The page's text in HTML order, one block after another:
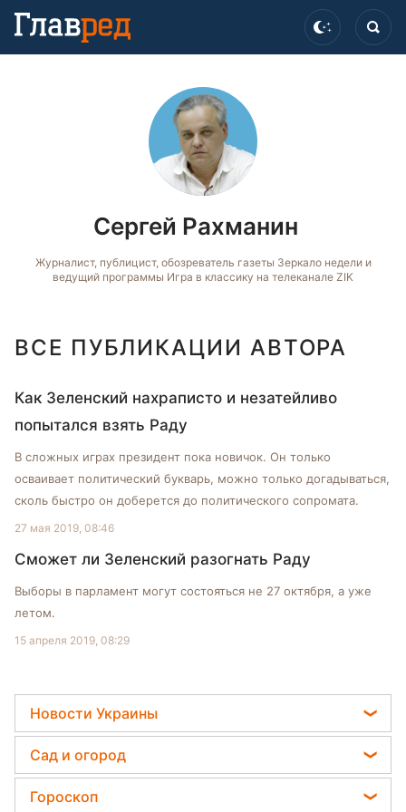
Сергей Рахманин
Журналист, публицист, обозреватель газеты Зеркало недели и
ведущий программы Игра в классику на телеканале ZIK
ВСЕ ПУБЛИКАЦИИ АВТОРА
Как Зеленский нахраписто и незатейливо
попытался взять Раду
В сложных играх президент пока новичок. Он только
осваивает политический букварь, можно только догадываться,
сколь быстро он доберется до политического сопромата.
27 мая 2019, 08:46
Сможет ли Зеленский разогнать Раду
Выборы в парламент могут состояться не 27 октября, а уже
летом.
15 апреля 2019, 08:29
Новости Украины
Пенсии в Украине
Мобилизация
Политика
Сад и огород
Садовод назвал самое эффективное средство
Гороскоп